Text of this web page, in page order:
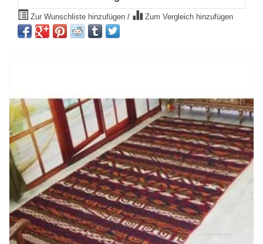
Zur Wunschliste hinzufügen / Zum Vergleich hinzufügen